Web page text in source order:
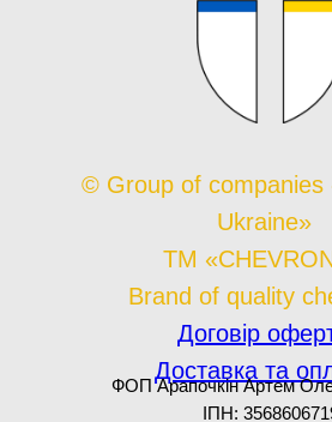
© Group of companies
Ukraine»
TM
Brand of quality
Договір
Доставка та
ФОП Арапочкін Артем
ІПН: